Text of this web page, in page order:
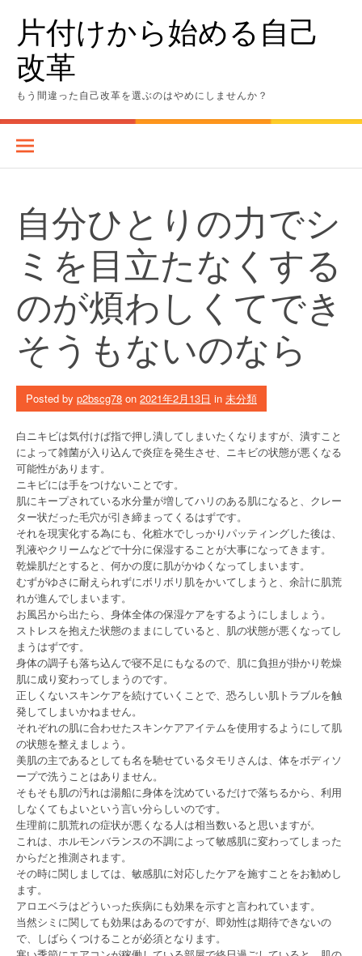
content片付けから始める自己
改革
もう間違った自己改革を選ぶのはやめにしませんか？
自分ひとりの力でシ
ミを目立たなくする
のが煩わしくてでき
そうもないのなら
Posted by p2bscg78 on 2021年2月13日 in 未分類
白ニキビは気付けば指で押し潰してしまいたくなりますが、潰すこと
によって雑菌が入り込んで炎症を発生させ、ニキビの状態が悪くなる
可能性があります。
ニキビには手をつけないことです。
肌にキープされている水分量が増してハリのある肌になると、クレー
ター状だった毛穴が引き締まってくるはずです。
それを現実化する為にも、化粧水でしっかりパッティングした後は、
乳液やクリームなどで十分に保湿することが大事になってきます。
乾燥肌だとすると、何かの度に肌がかゆくなってしまいます。
むずがゆさに耐えられずにボリボリ肌をかいてしまうと、余計に肌荒
れが進んでしまいます。
お風呂から出たら、身体全体の保湿ケアをするようにしましょう。
ストレスを抱えた状態のままにしていると、肌の状態が悪くなってし
まうはずです。
身体の調子も落ち込んで寝不足にもなるので、肌に負担が掛かり乾燥
肌に成り変わってしまうのです。
正しくないスキンケアを続けていくことで、恐ろしい肌トラブルを触
発してしまいかねません。
それぞれの肌に合わせたスキンケアアイテムを使用するようにして肌
の状態を整えましょう。
美肌の主であるとしても名を馳せているタモリさんは、体をボディソ
ープで洗うことはありません。
そもそも肌の汚れは湯船に身体を沈めているだけで落ちるから、利用
しなくてもよいという言い分らしいのです。
生理前に肌荒れの症状が悪くなる人は相当数いると思いますが。
これは、ホルモンバランスの不調によって敏感肌に変わってしまった
からだと推測されます。
その時に関しましては、敏感肌に対応したケアを施すことをお勧めし
ます。
アロエベラはどういった疾病にも効果を示すと言われています。
当然シミに関しても効果はあるのですが、即効性は期待できないの
で、しばらくつけることが必須となります。